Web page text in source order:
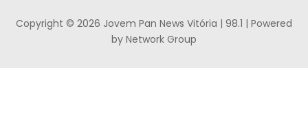
Copyright © 2026 Jovem Pan News Vitória | 98.1 | Powered
by Network Group